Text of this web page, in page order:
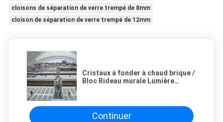
cloisons de séparation de verre trempé de 8mm
cloison de séparation de verre trempé de 12mm
Cristaux à fonder à chaud brique /
Bloc Rideau murale Lumière
Continuer